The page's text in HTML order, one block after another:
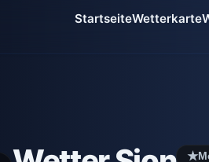
StartseiteWetterkarte
★